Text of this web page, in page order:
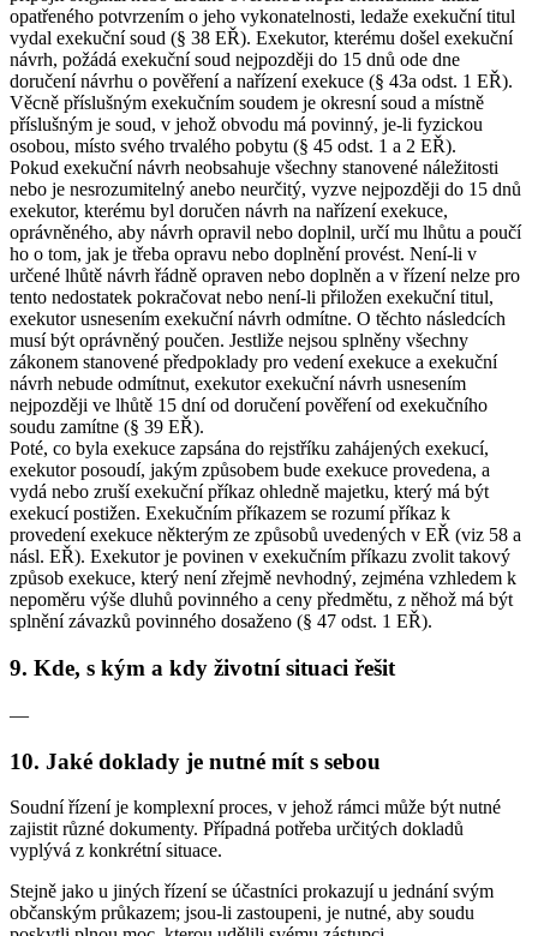
opatřeného potvrzením o jeho vykonatelnosti, ledaže exekuční titul
vydal exekuční soud (§ 38 EŘ). Exekutor, kterému došel exekuční
návrh, požádá exekuční soud nejpozději do 15 dnů ode dne
doručení návrhu o pověření a nařízení exekuce (§ 43a odst. 1 EŘ).
Věcně příslušným exekučním soudem je okresní soud a místně
příslušným je soud, v jehož obvodu má povinný, je-li fyzickou
osobou, místo svého trvalého pobytu (§ 45 odst. 1 a 2 EŘ).
Pokud exekuční návrh neobsahuje všechny stanovené náležitosti
nebo je nesrozumitelný anebo neurčitý, vyzve nejpozději do 15 dnů
exekutor, kterému byl doručen návrh na nařízení exekuce,
oprávněného, aby návrh opravil nebo doplnil, určí mu lhůtu a poučí
ho o tom, jak je třeba opravu nebo doplnění provést. Není-li v
určené lhůtě návrh řádně opraven nebo doplněn a v řízení nelze pro
tento nedostatek pokračovat nebo není-li přiložen exekuční titul,
exekutor usnesením exekuční návrh odmítne. O těchto následcích
musí být oprávněný poučen. Jestliže nejsou splněny všechny
zákonem stanovené předpoklady pro vedení exekuce a exekuční
návrh nebude odmítnut, exekutor exekuční návrh usnesením
nejpozději ve lhůtě 15 dní od doručení pověření od exekučního
soudu zamítne (§ 39 EŘ).
Poté, co byla exekuce zapsána do rejstříku zahájených exekucí,
exekutor posoudí, jakým způsobem bude exekuce provedena, a
vydá nebo zruší exekuční příkaz ohledně majetku, který má být
exekucí postižen. Exekučním příkazem se rozumí příkaz k
provedení exekuce některým ze způsobů uvedených v EŘ (viz 58 a
násl. EŘ). Exekutor je povinen v exekučním příkazu zvolit takový
způsob exekuce, který není zřejmě nevhodný, zejména vzhledem k
nepoměru výše dluhů povinného a ceny předmětu, z něhož má být
splnění závazků povinného dosaženo (§ 47 odst. 1 EŘ).
9. Kde, s kým a kdy životní situaci řešit
—
10. Jaké doklady je nutné mít s sebou
Soudní řízení je komplexní proces, v jehož rámci může být nutné
zajistit různé dokumenty. Případná potřeba určitých dokladů
vyplývá z konkrétní situace.
Stejně jako u jiných řízení se účastníci prokazují u jednání svým
občanským průkazem; jsou-li zastoupeni, je nutné, aby soudu